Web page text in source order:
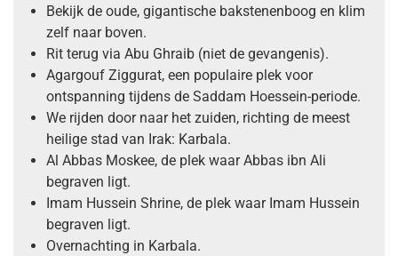
Bekijk de oude, gigantische bakstenenboog en klim
zelf naar boven.
Rit terug via Abu Ghraib (niet de gevangenis).
Agargouf Ziggurat, een populaire plek voor
ontspanning tijdens de Saddam Hoessein-periode.
We rijden door naar het zuiden, richting de meest
heilige stad van Irak: Karbala.
Al Abbas Moskee, de plek waar Abbas ibn Ali
begraven ligt.
Imam Hussein Shrine, de plek waar Imam Hussein
begraven ligt.
Overnachting in Karbala.